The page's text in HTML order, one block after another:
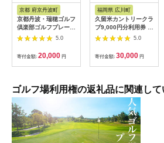
京都 府京丹波町
京都丹波・瑞穂ゴルフ
倶楽部ゴルフプレー利
用券（6,000円分）
5.0
寄付金額: 20,000 円
福岡県 広川町
久留米カントリークラ
ブ9,000円分利用券 /
ゴルフ[AFAD007]
5.0
寄付金額: 30,000 円
ゴルフ場利用権の返礼品に関連し